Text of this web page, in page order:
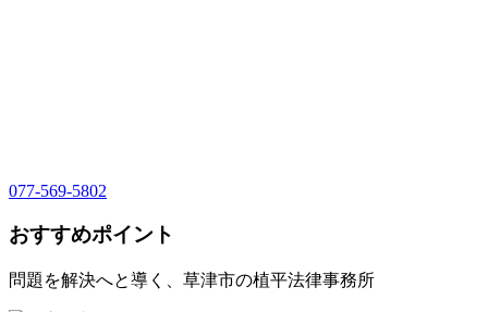
077-569-5802
おすすめポイント
問題を解決へと導く、草津市の植平法律事務所